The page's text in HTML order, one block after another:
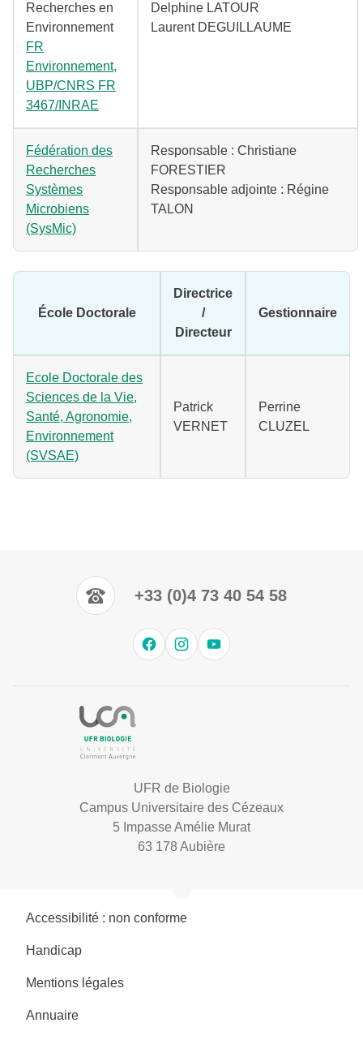
Recherches en
Environnement
FR
Environnement,
UBP/CNRS FR
3467/INRAE
Delphine LATOUR
Laurent DEGUILLAUME
Fédération des
Recherches
Systèmes
Microbiens
(SysMic)
Responsable : Christiane
FORESTIER
Responsable adjointe : Régine
TALON
École Doctorale
Directrice
/
Directeur
Gestionnaire
Ecole Doctorale des
Sciences de la Vie,
Santé, Agronomie,
Environnement
(SVSAE)
Patrick
VERNET
Perrine
CLUZEL
+33 (0)4 73 40 54 58
UFR de Biologie
Campus Universitaire des Cézeaux
5 Impasse Amélie Murat
63 178 Aubière
Accessibilité : non conforme
Handicap
Mentions légales
Annuaire